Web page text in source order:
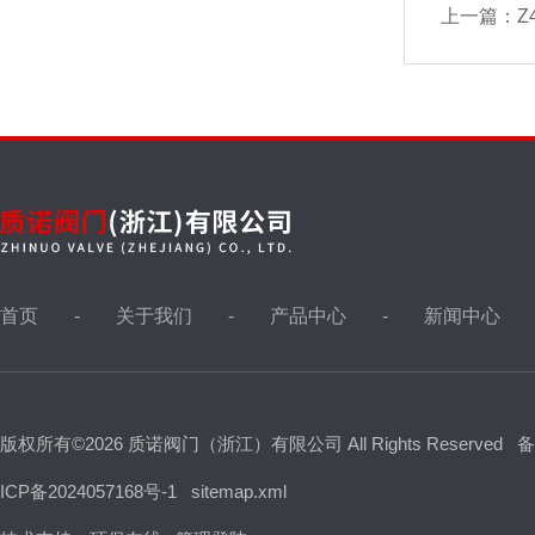
上一篇：
首页 关于我们 产品中心 新闻中心
版权所有©2026 质诺阀门（浙江）有限公司 All Rights Reserved
ICP备2024057168号-1 sitemap.xml